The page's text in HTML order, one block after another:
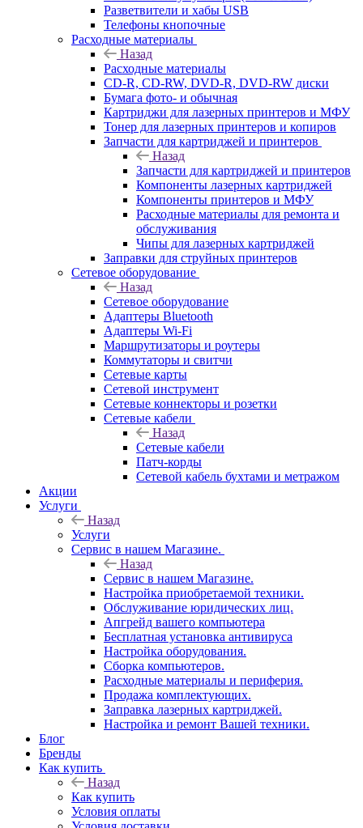
Разветвители и хабы USB
Телефоны кнопочные
Расходные материалы
Назад
Расходные материалы
CD-R, CD-RW, DVD-R, DVD-RW диски
Бумага фото- и обычная
Картриджи для лазерных принтеров и МФУ
Тонер для лазерных принтеров и копиров
Запчасти для картриджей и принтеров
Назад
Запчасти для картриджей и принтеров
Компоненты лазерных картриджей
Компоненты принтеров и МФУ
Расходные материалы для ремонта и
обслуживания
Чипы для лазерных картриджей
Заправки для струйных принтеров
Сетевое оборудование
Назад
Сетевое оборудование
Адаптеры Bluetooth
Адаптеры Wi-Fi
Маршрутизаторы и роутеры
Коммутаторы и свитчи
Сетевые карты
Сетевой инструмент
Сетевые коннекторы и розетки
Сетевые кабели
Назад
Сетевые кабели
Патч-корды
Сетевой кабель бухтами и метражом
Акции
Услуги
Назад
Услуги
Сервис в нашем Магазине.
Назад
Сервис в нашем Магазине.
Настройка приобретаемой техники.
Обслуживание юридических лиц.
Апгрейд вашего компьютера
Бесплатная установка антивируса
Настройка оборудования.
Сборка компьютеров.
Расходные материалы и периферия.
Продажа комплектующих.
Заправка лазерных картриджей.
Настройка и ремонт Вашей техники.
Блог
Бренды
Как купить
Назад
Как купить
Условия оплаты